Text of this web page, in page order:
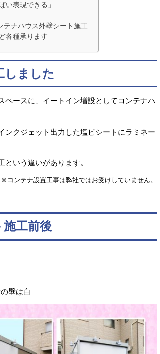
い表現できる」
ナハウス外壁シート施工
各種承ります
しました
ースに、イートイン増設としてコンテナハ
ンクジェット出力した塩ビシートにラミネー
いう違いがあります。
※コンテナ設置工事は弊社ではお受けしていません。
工前後
壁は白